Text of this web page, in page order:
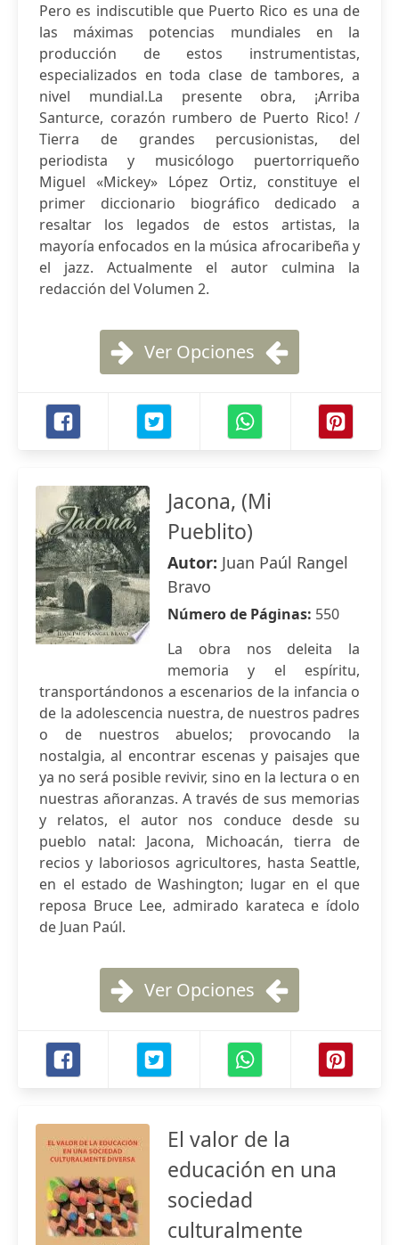
Pero es indiscutible que Puerto Rico es una de
las máximas potencias mundiales en la
producción de estos instrumentistas,
especializados en toda clase de tambores, a
nivel mundial.La presente obra, ¡Arriba
Santurce, corazón rumbero de Puerto Rico! /
Tierra de grandes percusionistas, del
periodista y musicólogo puertorriqueño
Miguel «Mickey» López Ortiz, constituye el
primer diccionario biográfico dedicado a
resaltar los legados de estos artistas, la
mayoría enfocados en la música afrocaribeña y
el jazz. Actualmente el autor culmina la
redacción del Volumen 2.
Ver Opciones
Jacona, (Mi
Pueblito)
Autor: Juan Paúl Rangel
Bravo
Número de Páginas: 550
La obra nos deleita la
memoria y el espíritu,
transportándonos a escenarios de la infancia o
de la adolescencia nuestra, de nuestros padres
o de nuestros abuelos; provocando la
nostalgia, al encontrar escenas y paisajes que
ya no será posible revivir, sino en la lectura o en
nuestras añoranzas. A través de sus memorias
y relatos, el autor nos conduce desde su
pueblo natal: Jacona, Michoacán, tierra de
recios y laboriosos agricultores, hasta Seattle,
en el estado de Washington; lugar en el que
reposa Bruce Lee, admirado karateca e ídolo
de Juan Paúl.
Ver Opciones
El valor de la
educación en una
sociedad
culturalmente